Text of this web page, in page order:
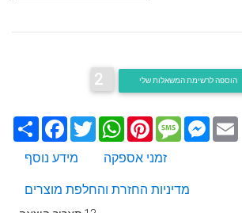
2 הוספה לרשימת המשאלות שלי
שתף Facebook
TwitterWhatsApp
PinterestMessage
מידע נוסף
זמני אספקה
מדיניות החזרת והחלפת מוצרים